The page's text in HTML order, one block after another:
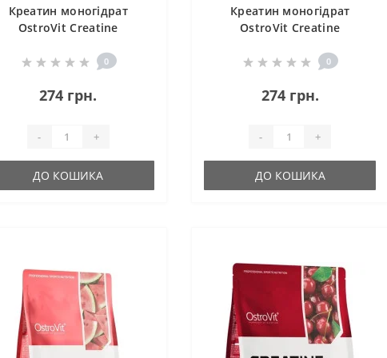
Креатин моногідрат
OstroVit Creatine
servings/ Cola
0
274 грн.
- +
ДО КОШИКА
Креатин моногідрат
OstroVit Creatine
servings/ Lemon
0
274 грн.
- +
ДО КОШИКА